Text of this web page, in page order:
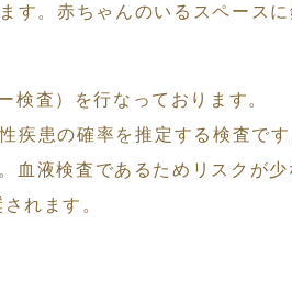
す。赤ちゃんのいるスペース
検査）を行なっております。
疾患の確率を推定する検査で
血液検査であるためリスクが
れます。